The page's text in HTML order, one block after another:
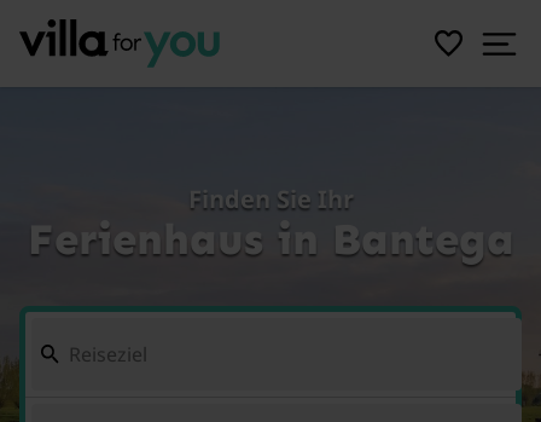
Finden Sie Ihr
Ferienhaus in Bantega